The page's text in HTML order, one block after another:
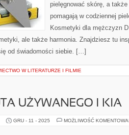
pielęgnować skórę, a
pomagają w codziennej
Kosmetyki dla mężczyzn
ale także harmonia. Znajdziesz tu
od świadomości siebie. […]
W LITERATURZE I FILMIE
UŻYWANEGO I KIA
GRU - 11 - 2025 MOŻLIWOŚĆ